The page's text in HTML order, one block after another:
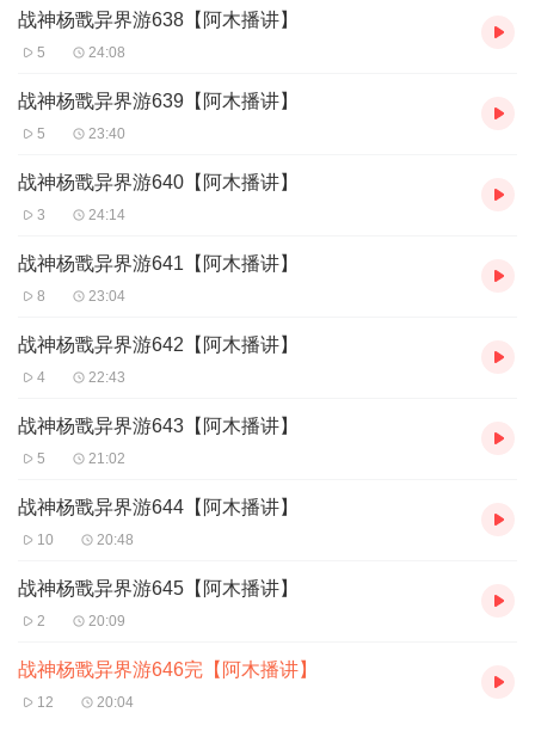
战神杨戬异界游638【阿木播讲】
5 24:08
战神杨戬异界游639【阿木播讲】
5 23:40
战神杨戬异界游640【阿木播讲】
3 24:14
战神杨戬异界游641【阿木播讲】
8 23:04
战神杨戬异界游642【阿木播讲】
4 22:43
战神杨戬异界游643【阿木播讲】
5 21:02
战神杨戬异界游644【阿木播讲】
10 20:48
战神杨戬异界游645【阿木播讲】
2 20:09
战神杨戬异界游646完【阿木播讲】
12 20:04